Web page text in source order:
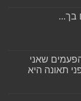
בך...
שאני
תאונה היא